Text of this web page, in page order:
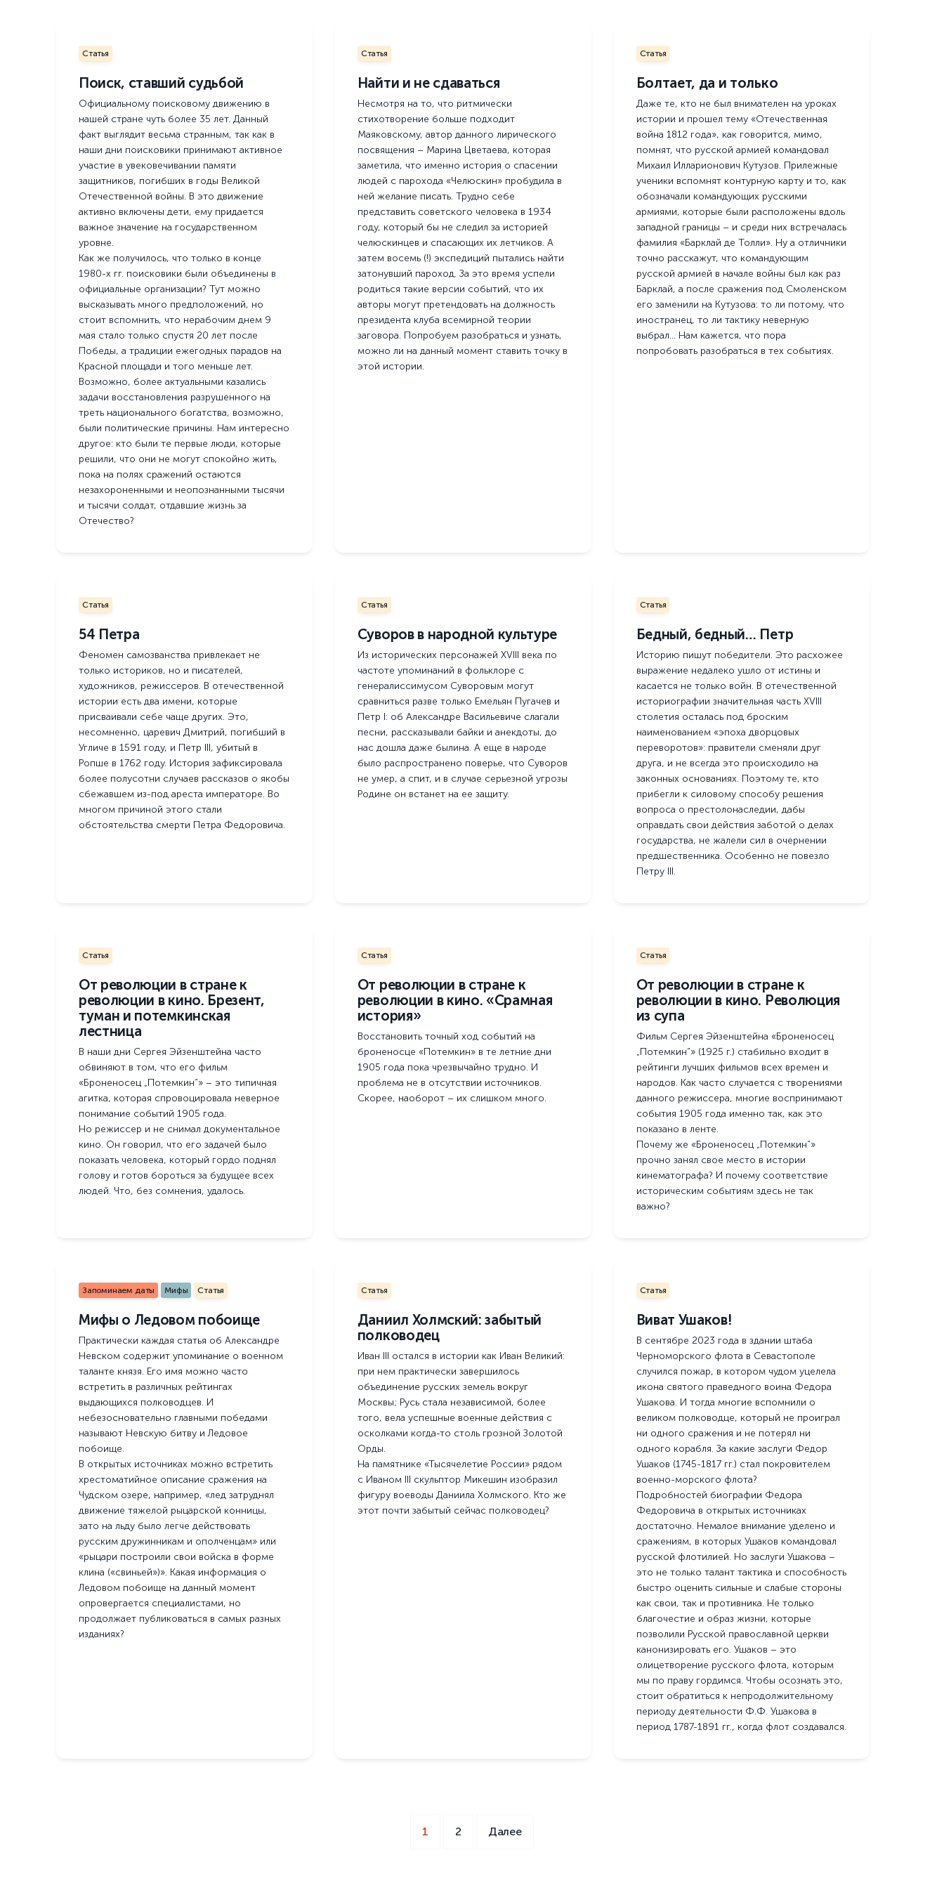
Статья
Поиск, ставший судьбой
Официальному поисковому движению в
нашей стране чуть более 35 лет. Данный
факт выглядит весьма странным, так как в
наши дни поисковики принимают активное
участие в увековечивании памяти
защитников, погибших в годы Великой
Отечественной войны. В это движение
активно включены дети, ему придается
важное значение на государственном
уровне.
Как же получилось, что только в конце
1980-х гг. поисковики были объединены в
официальные организации? Тут можно
высказывать много предположений, но
стоит вспомнить, что нерабочим днем 9
мая стало только спустя 20 лет после
Победы, а традиции ежегодных парадов на
Красной площади и того меньше лет.
Возможно, более актуальными казались
задачи восстановления разрушенного на
треть национального богатства, возможно,
были политические причины. Нам интересно
другое: кто были те первые люди, которые
решили, что они не могут спокойно жить,
пока на полях сражений остаются
незахороненными и неопознанными тысячи
и тысячи солдат, отдавшие жизнь за
Отечество?
Статья
Найти и не сдаваться
Несмотря на то, что ритмически
стихотворение больше подходит
Маяковскому, автор данного лирического
посвящения – Марина Цветаева, которая
заметила, что именно история о спасении
людей с парохода «Челюскин» пробудила в
ней желание писать. Трудно себе
представить советского человека в 1934
году, который бы не следил за историей
челюскинцев и спасающих их летчиков. А
затем восемь (!) экспедиций пытались найти
затонувший пароход. За это время успели
родиться такие версии событий, что их
авторы могут претендовать на должность
президента клуба всемирной теории
заговора. Попробуем разобраться и узнать,
можно ли на данный момент ставить точку в
этой истории.
Статья
Болтает, да и только
Даже те, кто не был внимателен на уроках
истории и прошел тему «Отечественная
война 1812 года», как говорится, мимо,
помнят, что русской армией командовал
Михаил Илларионович Кутузов. Прилежные
ученики вспомнят контурную карту и то, как
обозначали командующих русскими
армиями, которые были расположены вдоль
западной границы – и среди них встречалась
фамилия «Барклай де Толли». Ну а отличники
точно расскажут, что командующим
русской армией в начале войны был как раз
Барклай, а после сражения под Смоленском
его заменили на Кутузова: то ли потому, что
иностранец, то ли тактику неверную
выбрал… Нам кажется, что пора
попробовать разобраться в тех событиях.
Статья
54 Петра
Феномен самозванства привлекает не
только историков, но и писателей,
художников, режиссеров. В отечественной
истории есть два имени, которые
присваивали себе чаще других. Это,
несомненно, царевич Дмитрий, погибший в
Угличе в 1591 году, и Петр III, убитый в
Ропше в 1762 году. История зафиксировала
более полусотни случаев рассказов о якобы
сбежавшем из-под ареста императоре. Во
многом причиной этого стали
обстоятельства смерти Петра Федоровича.
Статья
Суворов в народной культуре
Из исторических персонажей XVIII века по
частоте упоминаний в фольклоре с
генералиссимусом Суворовым могут
сравниться разве только Емельян Пугачев и
Петр I: об Александре Васильевиче слагали
песни, рассказывали байки и анекдоты, до
нас дошла даже былина. А еще в народе
было распространено поверье, что Суворов
не умер, а спит, и в случае серьезной угрозы
Родине он встанет на ее защиту.
Статья
Бедный, бедный… Петр
Историю пишут победители. Это расхожее
выражение недалеко ушло от истины и
касается не только войн. В отечественной
историографии значительная часть XVIII
столетия осталась под броским
наименованием «эпоха дворцовых
переворотов»: правители сменяли друг
друга, и не всегда это происходило на
законных основаниях. Поэтому те, кто
прибегли к силовому способу решения
вопроса о престолонаследии, дабы
оправдать свои действия заботой о делах
государства, не жалели сил в очернении
предшественника. Особенно не повезло
Петру III.
Статья
От революции в стране к
революции в кино. Брезент,
туман и потемкинская
лестница
В наши дни Сергея Эйзенштейна часто
обвиняют в том, что его фильм
«Броненосец „Потемкин“» – это типичная
агитка, которая спровоцировала неверное
понимание событий 1905 года.
Но режиссер и не снимал документальное
кино. Он говорил, что его задачей было
показать человека, который гордо поднял
голову и готов бороться за будущее всех
людей. Что, без сомнения, удалось.
Статья
От революции в стране к
революции в кино. «Срамная
история»
Восстановить точный ход событий на
броненосце «Потемкин» в те летние дни
1905 года пока чрезвычайно трудно. И
проблема не в отсутствии источников.
Скорее, наоборот – их слишком много.
Статья
От революции в стране к
революции в кино. Революция
из супа
Фильм Сергея Эйзенштейна «Броненосец
„Потемкин“» (1925 г.) стабильно входит в
рейтинги лучших фильмов всех времен и
народов. Как часто случается с творениями
данного режиссера, многие воспринимают
события 1905 года именно так, как это
показано в ленте.
Почему же «Броненосец „Потемкин“»
прочно занял свое место в истории
кинематографа? И почему соответствие
историческим событиям здесь не так
важно?
Запоминаем даты Мифы Статья
Мифы о Ледовом побоище
Практически каждая статья об Александре
Невском содержит упоминание о военном
таланте князя. Его имя можно часто
встретить в различных рейтингах
выдающихся полководцев. И
небезосновательно главными победами
называют Невскую битву и Ледовое
побоище.
В открытых источниках можно встретить
хрестоматийное описание сражения на
Чудском озере, например, «лед затруднял
движение тяжелой рыцарской конницы,
зато на льду было легче действовать
русским дружинникам и ополченцам» или
«рыцари построили свои войска в форме
клина («свиньей»)». Какая информация о
Ледовом побоище на данный момент
опровергается специалистами, но
продолжает публиковаться в самых разных
изданиях?
Статья
Даниил Холмский: забытый
полководец
Иван III остался в истории как Иван Великий:
при нем практически завершилось
объединение русских земель вокруг
Москвы; Русь стала независимой, более
того, вела успешные военные действия с
осколками когда-то столь грозной Золотой
Орды.
На памятнике «Тысячелетие России» рядом
с Иваном III скульптор Микешин изобразил
фигуру воеводы Даниила Холмского. Кто же
этот почти забытый сейчас полководец?
Статья
Виват Ушаков!
В сентябре 2023 года в здании штаба
Черноморского флота в Севастополе
случился пожар, в котором чудом уцелела
икона святого праведного воина Федора
Ушакова. И тогда многие вспомнили о
великом полководце, который не проиграл
ни одного сражения и не потерял ни
одного корабля. За какие заслуги Федор
Ушаков (1745-1817 гг.) стал покровителем
военно-морского флота?
Подробностей биографии Федора
Федоровича в открытых источниках
достаточно. Немалое внимание уделено и
сражениям, в которых Ушаков командовал
русской флотилией. Но заслуги Ушакова –
это не только талант тактика и способность
быстро оценить сильные и слабые стороны
как свои, так и противника. Не только
благочестие и образ жизни, которые
позволили Русской православной церкви
канонизировать его. Ушаков – это
олицетворение русского флота, которым
мы по праву гордимся. Чтобы осознать это,
стоит обратиться к непродолжительному
периоду деятельности Ф.Ф. Ушакова в
период 1787-1891 гг., когда флот создавался.
1 2 Далее